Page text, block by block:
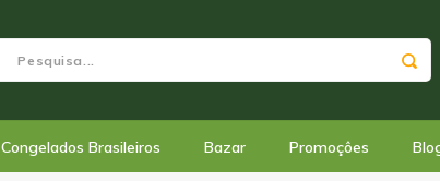
Congelados Brasileiros Bazar Promoçôes